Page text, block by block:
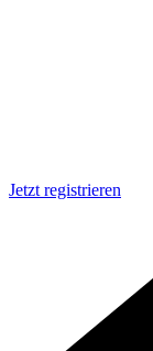
Jetzt registrieren